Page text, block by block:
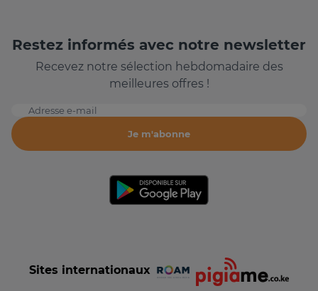
Restez informés avec notre newsletter
Recevez notre sélection hebdomadaire des
meilleures offres !
Adresse e-mail
Je m'abonne
Sites internationaux